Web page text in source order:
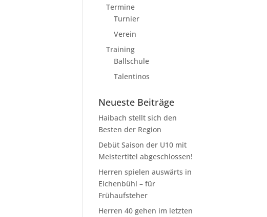
Termine
Turnier
Verein
Training
Ballschule
Talentinos
Neueste Beiträge
Haibach stellt sich den
Besten der Region
Debüt Saison der U10 mit
Meistertitel abgeschlossen!
Herren spielen auswärts in
Eichenbühl – für
Frühaufsteher
Herren 40 gehen im letzten